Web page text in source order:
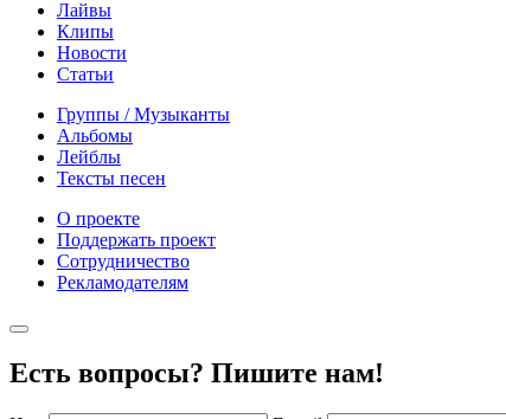
Лайвы
Клипы
Новости
Статьи
Группы / Музыканты
Альбомы
Лейблы
Тексты песен
О проекте
Поддержать проект
Сотрудничество
Рекламодателям
Есть вопросы? Пишите нам!